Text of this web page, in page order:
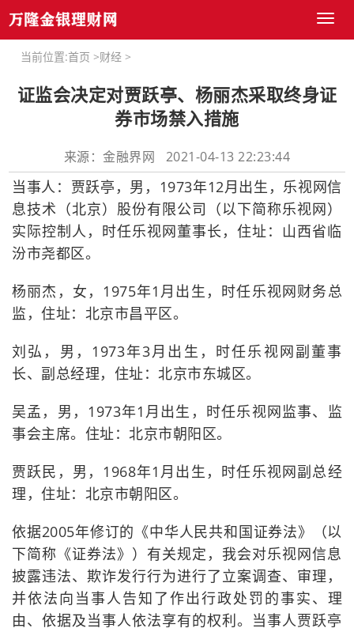
Toggle
当前位置:首页 >财经 >
证监会决定对贾跃亭、杨丽杰采取终身证
券市场禁入措施
来源：金融界网 2021-04-13 22:23:44
当事人：贾跃亭，男，1973年12月出生，乐视网信
息技术（北京）股份有限公司（以下简称乐视网）
实际控制人，时任乐视网董事长，住址：山西省临
汾市尧都区。
杨丽杰，女，1975年1月出生，时任乐视网财务总
监，住址：北京市昌平区。
刘弘，男，1973年3月出生，时任乐视网副董事
长、副总经理，住址：北京市东城区。
吴孟，男，1973年1月出生，时任乐视网监事、监
事会主席。住址：北京市朝阳区。
贾跃民，男，1968年1月出生，时任乐视网副总经
理，住址：北京市朝阳区。
依据2005年修订的《中华人民共和国证券法》（以
下简称《证券法》）有关规定，我会对乐视网信息
披露违法、欺诈发行行为进行了立案调查、审理，
并依法向当事人告知了作出行政处罚的事实、理
由、依据及当事人依法享有的权利。当事人贾跃亭